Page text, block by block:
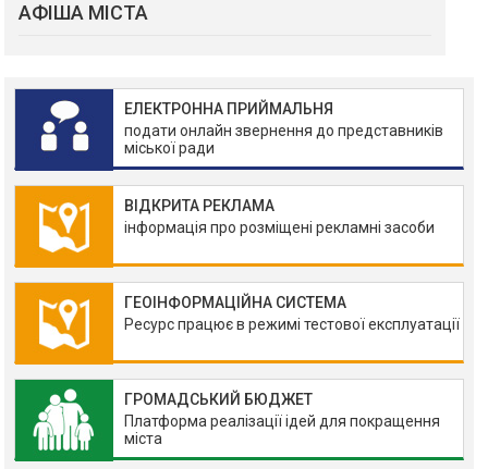
АФІША МІСТА
ЕЛЕКТРОННА ПРИЙМАЛЬНЯ
подати онлайн звернення до представників
міської ради
ВІДКРИТА РЕКЛАМА
інформація про розміщені рекламні засоби
ГЕОІНФОРМАЦІЙНА СИСТЕМА
Ресурс працює в режимі тестової експлуатації
ГРОМАДСЬКИЙ БЮДЖЕТ
Платформа реалізації ідей для покращення
міста